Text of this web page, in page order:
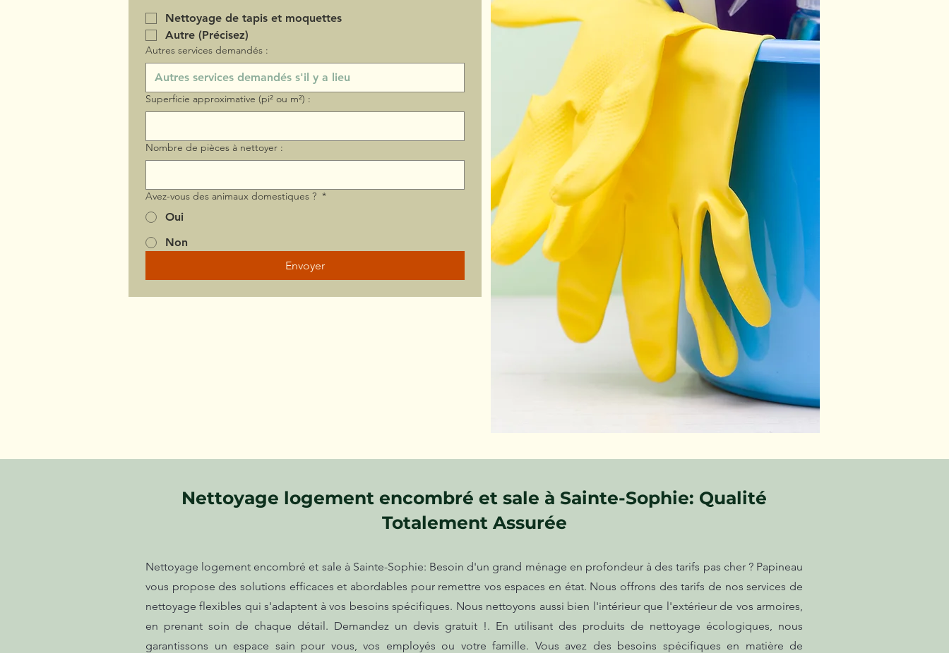
Nettoyage de tapis et moquettes
Autre (Précisez)
Autres services demandés :
Superficie approximative (pi² ou m²) :
Nombre de pièces à nettoyer :
Avez-vous des animaux domestiques ? *
Oui
Non
Envoyer
Nettoyage logement encombré et sale à Sainte-Sophie: Qualité
Totalement Assurée
Nettoyage logement encombré et sale à Sainte-Sophie: Besoin d'un grand ménage en profondeur à des tarifs pas cher ? Papineau
vous propose des solutions efficaces et abordables pour remettre vos espaces en état. Nous offrons des tarifs de nos services de
nettoyage flexibles qui s'adaptent à vos besoins spécifiques. Nous nettoyons aussi bien l'intérieur que l'extérieur de vos armoires,
en prenant soin de chaque détail. Demandez un devis gratuit !. En utilisant des produits de nettoyage écologiques, nous
garantissons un espace sain pour vous, vos employés ou votre famille. Vous avez des besoins spécifiques en matière de